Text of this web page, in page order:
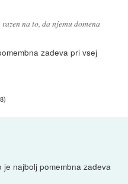
na to, da njemu domena
zadeva pri vsej
)
najbolj pomembna zadeva